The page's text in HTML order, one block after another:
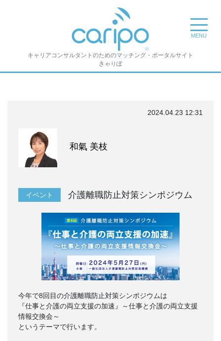
キャリアコンサルタントのためのマッチング・ポータルサイト
きゃりぽ
toggle
MENU
2024.04.23 12:31
和氣 美枝
イベント 介護離職防止対策シンポジウム
今年で8回目の介護離職防止対策シンポジウムは
『仕事と介護の両立支援の加速』～仕事と介護の両立支援
情報交換会～
というテーマで行います。